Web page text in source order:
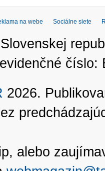
na webe Sociálne siete
číslo:
2026.
alebo